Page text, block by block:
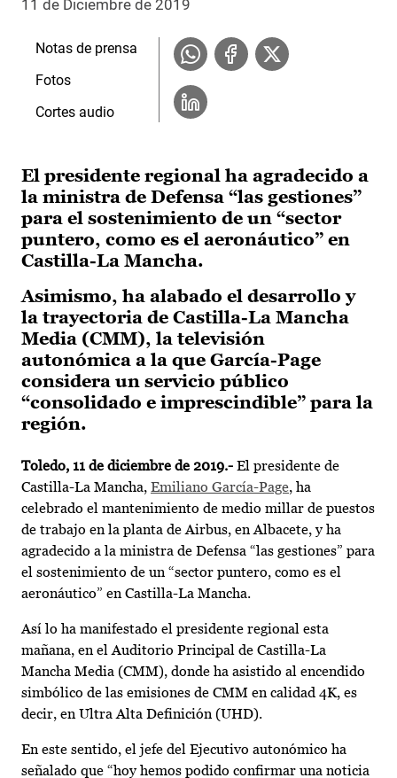
11 de Diciembre de 2019
El presidente regional ha agradecido a
la ministra de Defensa “las gestiones”
para el sostenimiento de un “sector
puntero, como es el aeronáutico” en
Castilla-La Mancha.
Asimismo, ha alabado el desarrollo y
la trayectoria de Castilla-La Mancha
Media (CMM), la televisión
autonómica a la que García-Page
considera un servicio público
“consolidado e imprescindible” para la
región.
Toledo, 11 de diciembre de 2019.- El presidente de
Castilla-La Mancha, Emiliano García-Page, ha
celebrado el mantenimiento de medio millar de puestos
de trabajo en la planta de Airbus, en Albacete, y ha
agradecido a la ministra de Defensa “las gestiones” para
el sostenimiento de un “sector puntero, como es el
aeronáutico” en Castilla-La Mancha.
Así lo ha manifestado el presidente regional esta
mañana, en el Auditorio Principal de Castilla-La
Mancha Media (CMM), donde ha asistido al encendido
simbólico de las emisiones de CMM en calidad 4K, es
decir, en Ultra Alta Definición (UHD).
En este sentido, el jefe del Ejecutivo autonómico ha
señalado que “hoy hemos podido confirmar una noticia
Notas de prensa
Fotos
Cortes audio